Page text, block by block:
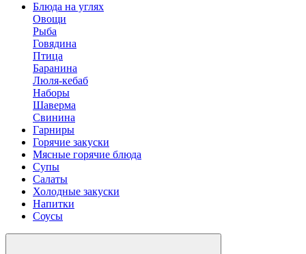
Блюда на углях
Овощи
Рыба
Говядина
Птица
Баранина
Люля-кебаб
Наборы
Шаверма
Свинина
Гарниры
Горячие закуски
Мясные горячие блюда
Супы
Салаты
Холодные закуски
Напитки
Соусы